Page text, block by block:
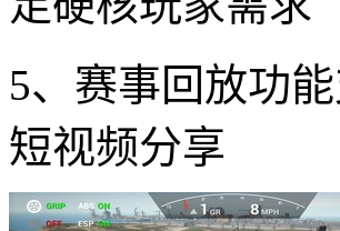
5、赛事回放功
短视频分享